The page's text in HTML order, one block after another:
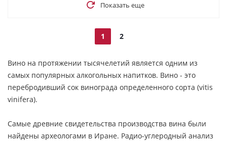
Показать еще
1 2
Вино на протяжении тысячелетий является одним из
самых популярных алкогольных напитков. Вино - это
перебродивший сок винограда определенного сорта (vitis
vinifera).
Самые древние свидетельства производства вина были
найдены археологами в Иране. Радио-углеродный анализ